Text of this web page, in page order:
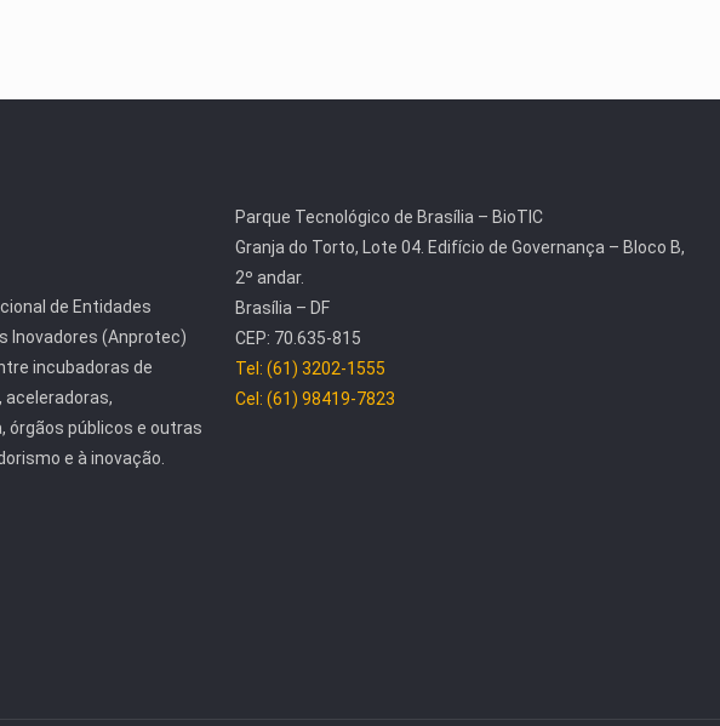
de Entidades
Inovadores (Anprotec)
incubadoras de
órgãos públicos e outras
e à inovação.
Parque Tecnológico de Brasília – BioTIC
Granja do Torto, Lote 04. Edifício de Governança – Bloco B,
2º andar.
Brasília – DF
CEP: 70.635-815
Tel: (61) 3202-1555
Cel: (61) 98419-7823